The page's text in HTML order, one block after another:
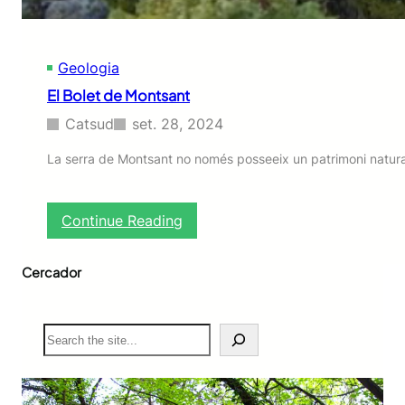
m
v
e
a
a
Geologia
El Bolet de Montsant
Catsud set. 28, 2024
La serra de Montsant no només posseeix un patrimoni
Continue Reading
E
e
e
M
Cercador
S
e
r